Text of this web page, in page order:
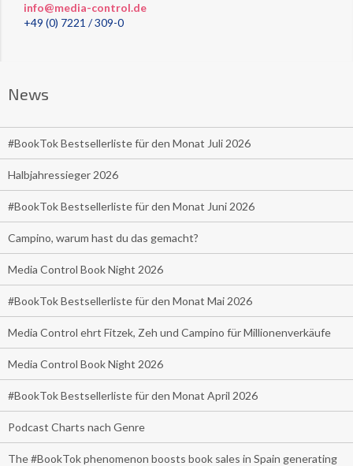
info@media-control.de
+49 (0) 7221 / 309-0
News
#BookTok Bestsellerliste für den Monat Juli 2026
Halbjahressieger 2026
#BookTok Bestsellerliste für den Monat Juni 2026
Campino, warum hast du das gemacht?
Media Control Book Night 2026
#BookTok Bestsellerliste für den Monat Mai 2026
Media Control ehrt Fitzek, Zeh und Campino für Millionenverkäufe
Media Control Book Night 2026
#BookTok Bestsellerliste für den Monat April 2026
Podcast Charts nach Genre
The #BookTok phenomenon boosts book sales in Spain generating